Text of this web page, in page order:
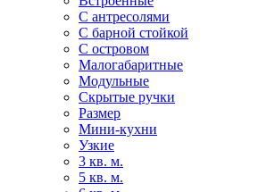
С антресолями
С барной стойкой
С островом
Малогабаритные
Модульные
Скрытые ручки
Размер
Мини-кухни
Узкие
3 кв. м.
5 кв. м.